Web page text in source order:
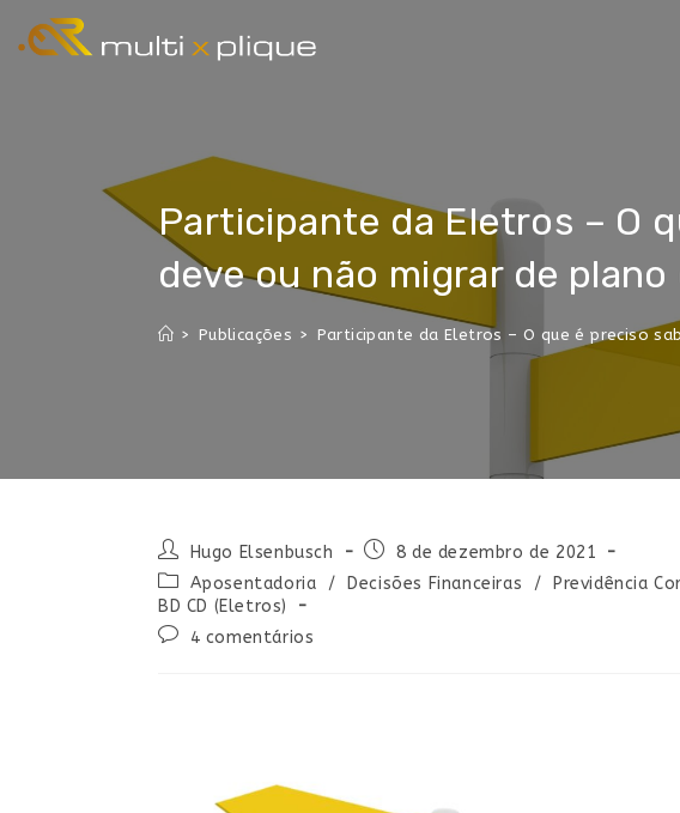
Participante da Eletros – O
deve ou não migrar de
> Publicações > Participante da Eletros – O que é preciso
Hugo Elsenbusch
8 de dezembro de 2021
Aposentadoria
/ Decisões Financeiras / Previdência
BD CD (Eletros)
4 comentários